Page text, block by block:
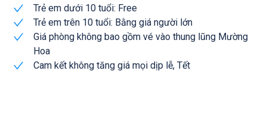
Trẻ em dưới 10 tuổi: Free
Trẻ em trên 10 tuổi: Bằng giá người lớn
Giá phòng không bao gồm vé vào thung lũng Mường
Hoa
Cam kết không tăng giá mọi dịp lễ, Tết